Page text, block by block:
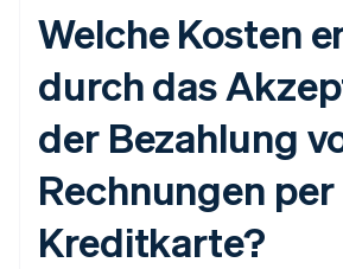
Welche Kosten
durch das
der Bezahlung
Rechnungen per
Kreditkarte?